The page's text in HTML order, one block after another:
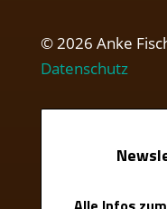
© 2026 Anke
Datenschutz